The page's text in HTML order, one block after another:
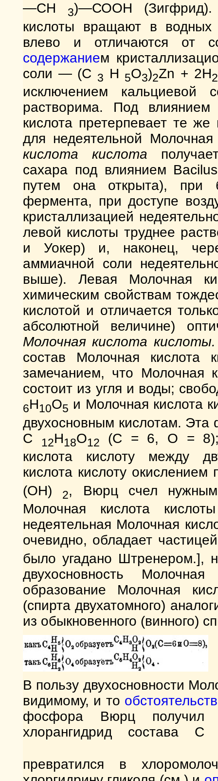
—СН
3)—СООН (Зигфрид).
кислоты вращают в водных
влево и отличаются от
содержанием
соли — (С 3 Н 5O3)2Zn + 2H2
исключением кальциевой
растворима. Под влиянием
кислота претерпевает те
для недеятельной
кислота кислота
сахара под влиянием
путем она открыта), при
фермента, при доступе
кристаллизацией
левой кислоты труднее
и Уокер) и, наконец,
аммиачной соли
выше). Левая Молочная
химическим свойствам
кислотой и отличается
абсолютной величине)
Молочная кислота кислоты.
состав Молочная кислота
замечанием, что Молочная
состоит из угля и воды;
6H10O5 и Молочная кислота
двухосновным кислотам.
C
12H18O12
(C = 6, О = 8);
кислота кислоту между
кислота кислоту
(ОН)
2, Вюрц счел нужным
Молочная кислота
недеятельная Молочная
очевидно, обладает
было угадано Штренером.],
двухосновность
образование Молочная
(спирта двухатомного)
из обыкновенного (винного)
В пользу двухосновности
видимому, и то
фосфора Вюрц получил
хлорангидрид состава
превратился в